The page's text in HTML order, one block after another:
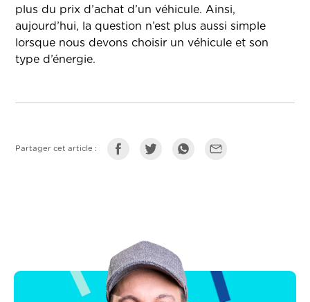
plus du prix d’achat d’un véhicule. Ainsi,
aujourd’hui, la question n’est plus aussi simple
lorsque nous devons choisir un véhicule et son
type d’énergie.
Partager cet article :